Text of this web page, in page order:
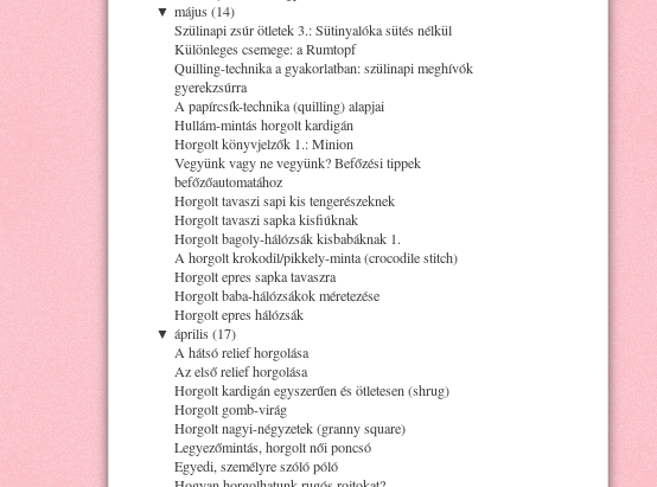
▼ május (14)
Szülinapi zsúr ötletek 3.: Sütinyalóka sütés nélkül
Különleges csemege: a Rumtopf
Quilling-technika a gyakorlatban: szülinapi meghívók
gyerekzsúrra
A papírcsík-technika (quilling) alapjai
Hullám-mintás horgolt kardigán
Horgolt könyvjelzők 1.: Minion
Vegyünk vagy ne vegyünk? Befőzési tippek
befőzőautomatához
Horgolt tavaszi sapi kis tengerészeknek
Horgolt tavaszi sapka kisfiúknak
Horgolt bagoly-hálózsák kisbabáknak 1.
A horgolt krokodil/pikkely-minta (crocodile stitch)
Horgolt epres sapka tavaszra
Horgolt baba-hálózsákok méretezése
Horgolt epres hálózsák
▼ április (17)
A hátsó relief horgolása
Az első relief horgolása
Horgolt kardigán egyszerűen és ötletesen (shrug)
Horgolt gomb-virág
Horgolt nagyi-négyzetek (granny square)
Legyezőmintás, horgolt női poncsó
Egyedi, személyre szóló póló